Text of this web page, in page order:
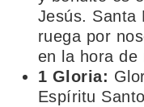
Jesús. Santa
ruega por
en la hora de
1 Gloria:
Espíritu